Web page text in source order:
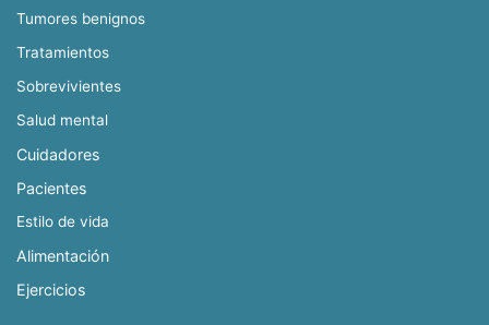
Tumores benignos
Tratamientos
Sobrevivientes
Salud mental
Cuidadores
Pacientes
Estilo de vida
Alimentación
Ejercicios